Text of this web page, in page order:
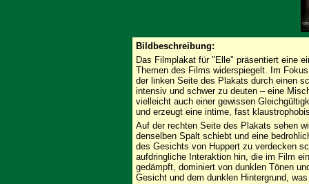
Bildbeschreibung:
Das Filmplakat für "Elle" präsentiert eine
Themen des Films widerspiegelt. Im
der linken Seite des Plakats durch einen
intensiv und schwer zu deuten – eine
vielleicht auch einer gewissen
und erzeugt eine intime, fast
Auf der rechten Seite des Plakats sehen
denselben Spalt schiebt und eine
des Gesichts von Huppert zu verdecken
aufdringliche Interaktion hin, die im Film
gedämpft, dominiert von dunklen Tönen
Gesicht und dem dunklen Hintergrund,